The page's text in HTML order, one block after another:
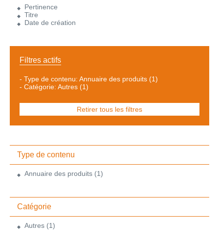
Pertinence
Titre
Date de création
Filtres actifs
- Type de contenu: Annuaire des produits (1)
- Catégorie: Autres (1)
Retirer tous les filtres
Type de contenu
Annuaire des produits (1)
Catégorie
Autres (1)